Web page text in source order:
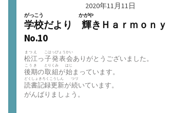
2020年11月11日
学校
がっこう
だより 輝
かがや
きＨａｒｍｏｎｙ
No.10
松江
まつえ
っ子発表会
こはっぴょうかい
ありがとうございました。
後期
こうき
の取組
とりくみ
が始
はじ
まっています。
読書記録更新
どくしょきろくこうしん
が続
つづ
いています。
がんばりましょう。